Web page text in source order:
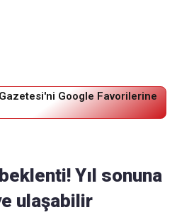
Google Favorilerine
Yıl sonuna
ulaşabilir